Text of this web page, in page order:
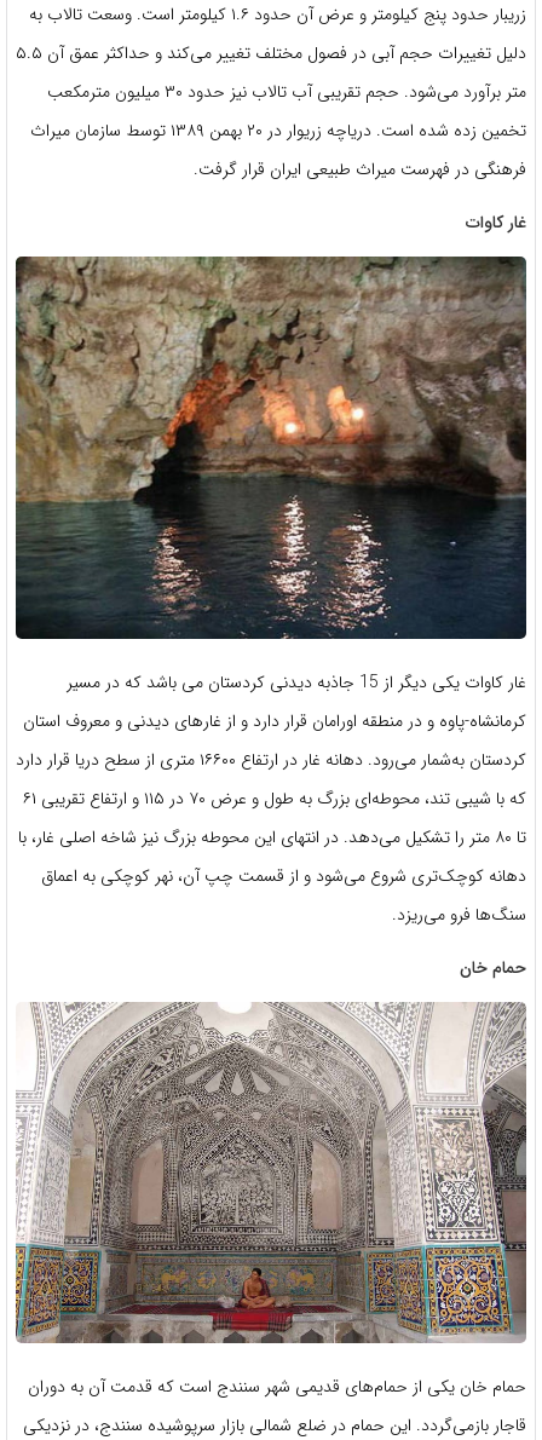
زریبار حدود پنج کیلومتر و عرض آن حدود ۱.۶ کیلومتر است. وسعت تالاب به
دلیل تغییرات حجم آبی در فصول مختلف تغییر می‌کند و حداکثر عمق آن ۵.۵
متر برآورد می‌شود. حجم تقریبی آب تالاب نیز حدود ۳۰ میلیون مترمکعب
تخمین زده شده ‌است. دریاچه زریوار در ۲۰ بهمن ۱۳۸۹ توسط سازمان میراث
فرهنگی در فهرست میراث طبیعی ایران قرار گرفت.
غار کاوات
غار کاوات یکی دیگر از 15 جاذبه دیدنی کردستان می باشد که در مسیر
کرمانشاه-پاوه و در منطقه اورامان قرار دارد و از غارهای دیدنی و معروف استان‌
کردستان به‌شمار می‌رود. دهانه غار در ارتفاع ۱۶۶۰۰ متری از سطح دریا قرار دارد
که با شیبی تند، محوطه‌ای بزرگ به طول و عرض ۷۰ در ۱۱۵ و ارتفاع تقریبی ۶۱
تا ۸۰ متر را تشکیل می‌دهد. در انتهای این محوطه بزرگ نیز شاخه اصلی غار، با
دهانه کوچک‌تری شروع می‌شود و از قسمت چپ آن، نهر کوچکی به اعماق
سنگ‌ها فرو می‌ریزد.
حمام خان
حمام خان یکی از حمام‌های قدیمی شهر سنندج است که قدمت آن به دوران
قاجار بازمی‌گردد. این حمام در ضلع شمالی بازار سرپوشیده‌ سنندج، در نزدیکی